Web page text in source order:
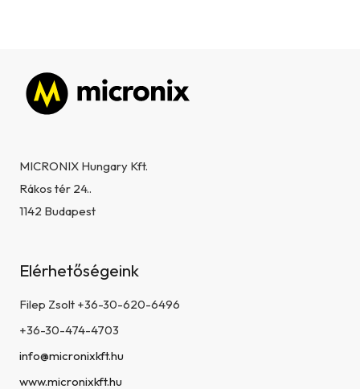
Lábléc
MICRONIX Hungary Kft.
Rákos tér 24..
1142 Budapest
Elérhetőségeink
Filep Zsolt +36-30-620-6496
+36-30-474-4703
info@micronixkft.hu
www.micronixkft.hu